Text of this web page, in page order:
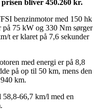
bliver 450.260 kr.
benzinmotor med 150 hk
på 75 kW og 330 Nm sørger
t er klaret på 7,6 sekunder
med energi er på 8,8
på op til 50 km, mens den
km.
66,7 km/l med en